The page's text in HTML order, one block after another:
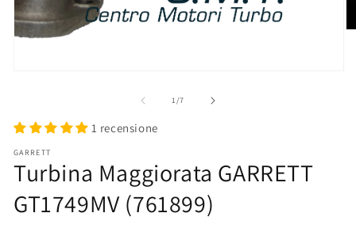
in
finestra
modale
1/su
7
1 recensione
GARRETT
Turbina Maggiorata GARRETT
GT1749MV (761899)